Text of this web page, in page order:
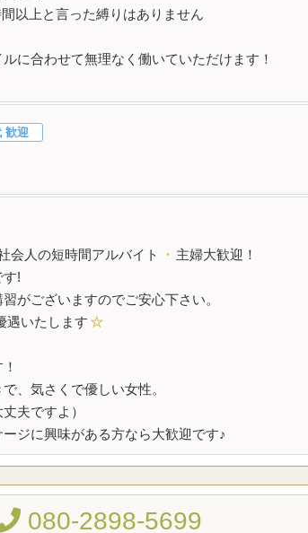
以上と言った縛りはありません
に合わせて無理なく働いていただけます！
歓迎
会人の短時間アルバイト ・ 主婦大歓迎！
す!
がございますのでご安心下さい。
遇いたします☆
、気さくで優しい女性。
夫ですよ）
ジに興味がある方なら大歓迎です♪
080-2898-5699